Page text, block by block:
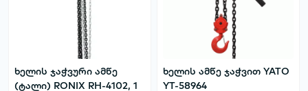
ხელის ჯაჭვური ამწე
(ტალი) RONIX RH-4102, 1
ხელის ამწე ჯაჭვით YATO
YT-58964